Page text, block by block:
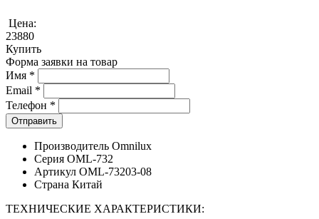
Цена:
23880
Купить
Форма заявки на товар
Имя *
Email *
Телефон *
Производитель Omnilux
Серия OML-732
Артикул OML-73203-08
Страна Китай
ТЕХНИЧЕСКИЕ ХАРАКТЕРИСТИКИ: